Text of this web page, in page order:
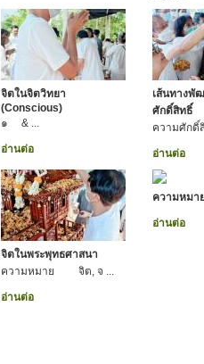
จิตในจิตวิทยา
(Conscious)
๑ & ...
อ่านต่อ
เส้นทางพั
ศักดิ์สิทธิ์
ความศักดิ์
อ่านต่อ
จิตในพระพุทธศาสนา
ความหมาย จิต, จ ...
อ่านต่อ
ความหมา
อ่านต่อ